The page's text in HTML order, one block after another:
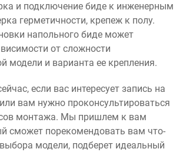
и подключение биде к инженерным
герметичности, крепеж к полу.
напольного биде может
от сложности
модели и варианта ее крепления.
если вас интересует запись на
вам нужно проконсультироваться
монтажа. Мы пришлем к вам
сможет порекомендовать вам что-
модели, подберет идеальный